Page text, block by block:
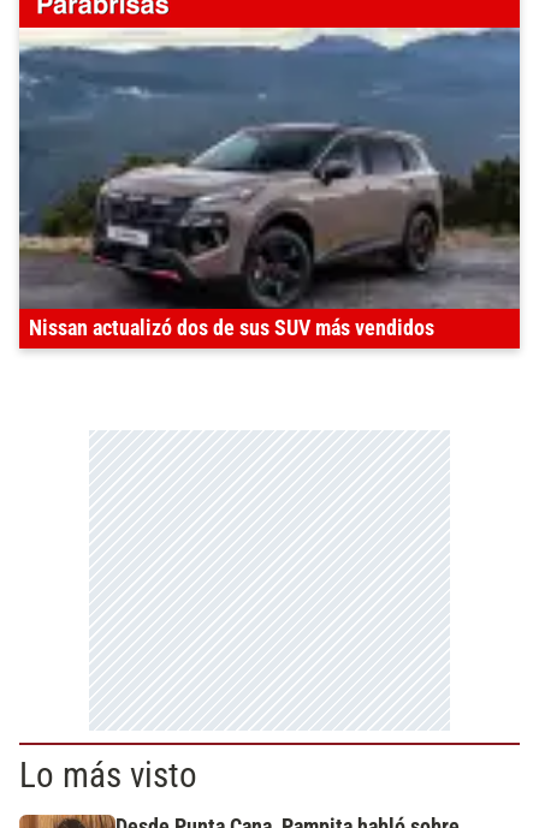
Nissan actualizó dos de sus SUV más vendidos
Lo más visto